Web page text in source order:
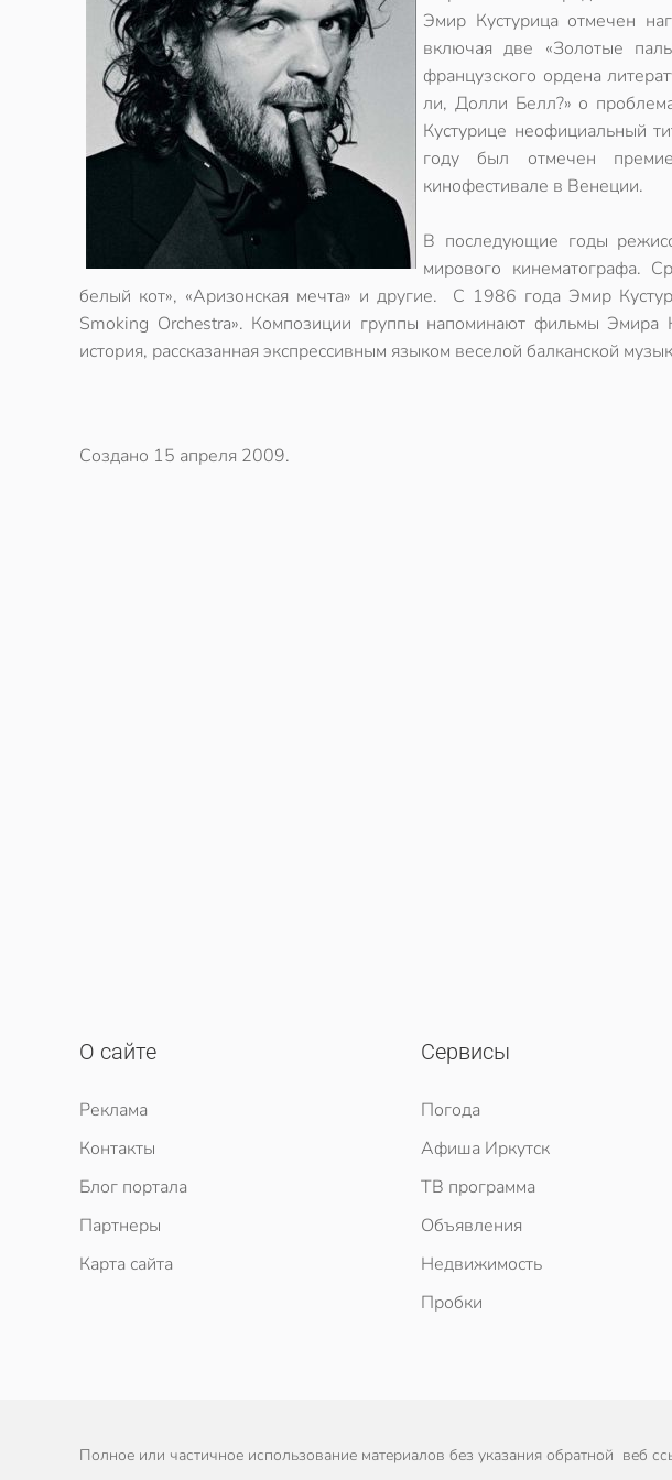
Эмир Кустурица отмечен
включая две «Золотые
французского ордена
ли, Долли Белл?» о
Кустурице неофициальный
году был отмечен
кинофестивале в Венеции.
В последующие годы
мирового кинематографа.
белый кот», «Аризонская мечта» и другие. С 1986 года Эмир
Smoking Orchestra». Композиции группы напоминают фильмы Эмира
история, рассказанная экспрессивным языком веселой балканской
Создано 15 апреля 2009.
О сайте
Реклама
Контакты
Блог портала
Партнеры
Карта сайта
Сервисы
Погода
Афиша Иркутск
ТВ программа
Объявления
Недвижимость
Пробки
Полное или частичное использование материалов без указания обратной веб